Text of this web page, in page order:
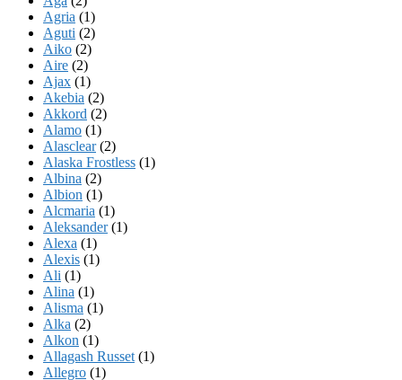
Agria (1)
Aguti (2)
Aiko (2)
Aire (2)
Ajax (1)
Akebia (2)
Akkord (2)
Alamo (1)
Alasclear(2)
Alaska Frostless (1)
Albina (2)
Albion (1)
Alcmaria (1)
Aleksander(1)
Alexa (1)
Alexis (1)
Ali (1)
Alina (1)
Alisma (1)
Alka (2)
Alkon (1)
Allagash Russet (1)
Allegro (1)